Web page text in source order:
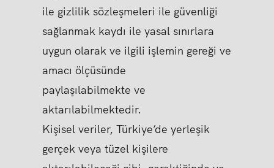
ile gizlilik sözleşmeleri ile güvenliği
sağlanmak kaydı ile yasal sınırlara
uygun olarak ve ilgili işlemin gereği ve
amacı ölçüsünde
paylaşılabilmekte ve
aktarılabilmektedir.
Kişisel veriler, Türkiye’de yerleşik
gerçek veya tüzel kişilere